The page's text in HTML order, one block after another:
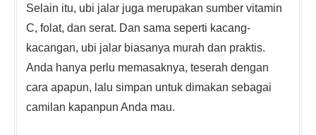
Selain itu, ubi jalar juga merupakan sumber vitamin
C, folat, dan serat. Dan sama seperti kacang-
kacangan, ubi jalar biasanya murah dan praktis.
Anda hanya perlu memasaknya, teserah dengan
cara apapun, lalu simpan untuk dimakan sebagai
camilan kapanpun Anda mau.